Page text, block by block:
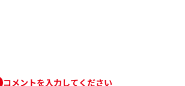
コメントを入力してください